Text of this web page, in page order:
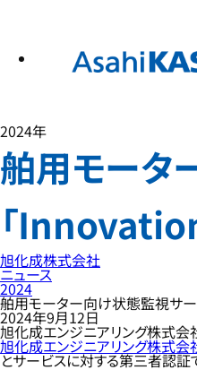
2024年
舶用モータ
「
旭化成株式会社
ニュース
2024
舶用モーター向け状態監視サ
2024年9月12日
旭化成エンジニアリング株式会
旭化成エンジニアリング株式会
とサービスに対する第三者認